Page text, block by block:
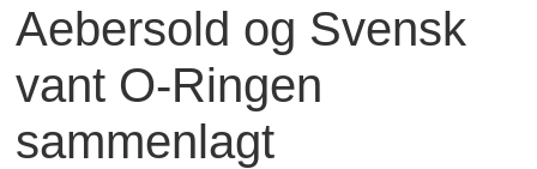
Aebersold og Svensk
vant O-Ringen
sammenlagt